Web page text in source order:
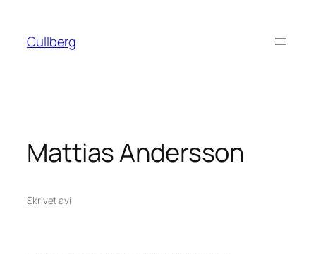
innehåll
Cullberg
Mattias Andersson
Skrivet avi